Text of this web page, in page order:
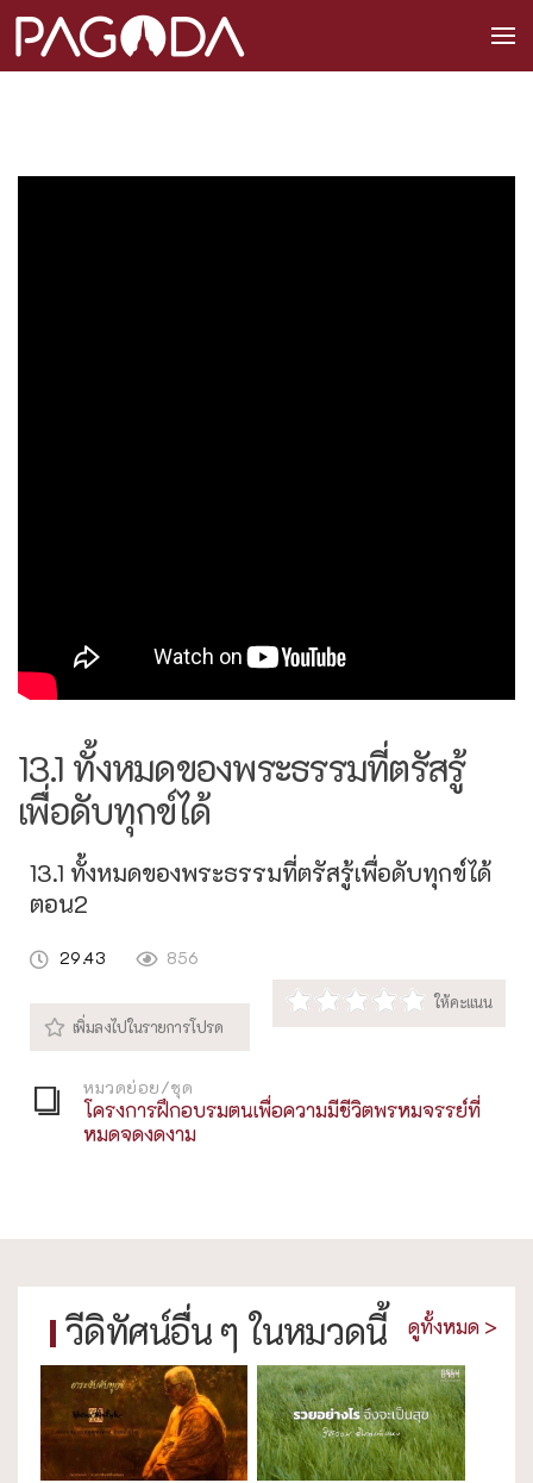
13.1 ทั้งหมดของพระธรรมที่ตรัสรู้
เพื่อดับทุกข์ได้
13.1 ทั้งหมดของพระธรรมที่ตรัสรู้เพื่อดับทุกข์ได้
ตอน2
29.43 856
หมวดย่อย/ชุด
โครงการฝึกอบรมตนเพื่อความมีชีวิตพรหมจรรย์ที่
หมดจดงดงาม
วีดิทัศน์อื่น ๆ ในหมวดนี้ ดูทั้งหมด >